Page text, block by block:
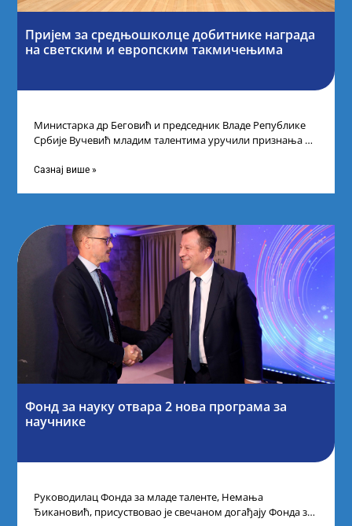
Пријем за средњошколце добитнике награда
на светским и европским такмичењима
Министарка др Беговић и председник Владе Републике
Србије Вучевић младим талентима уручили признања У
Сазнај више »
Фонд за науку отвара 2 нова програма за
научнике
Руководилац Фонда за младе таленте, Немања
Ђикановић, присуствовао је свечаном догађају Фонда за